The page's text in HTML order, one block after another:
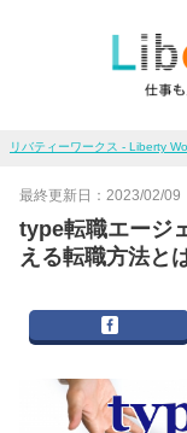
リバティーワークス - Liberty
最終更新日： 2023/02/09
type転職エージ
える転職方法と